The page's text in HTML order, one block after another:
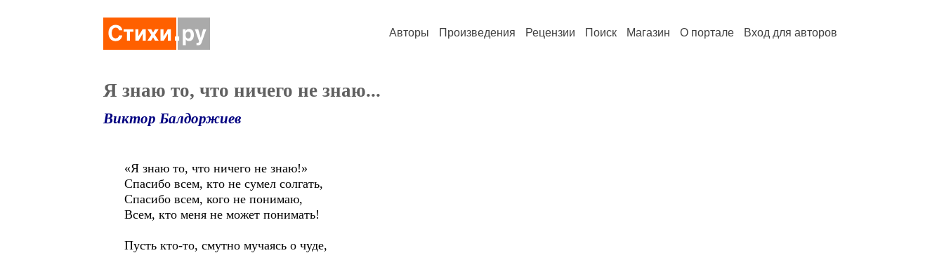
Авторы Произведения Рецензии Поиск Магазин О портале Вход для авторов
Я знаю то, что ничего не знаю...
Виктор Балдоржиев
«Я знаю то, что ничего не знаю!»
Спасибо всем, кто не сумел солгать,
Спасибо всем, кого не понимаю,
Всем, кто меня не может понимать!
Пусть кто-то, смутно мучаясь о чуде,